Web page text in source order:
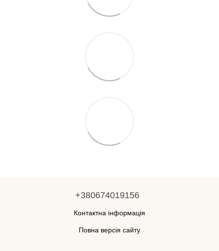
+380674019156
Контактна інформація
Повна версія сайту